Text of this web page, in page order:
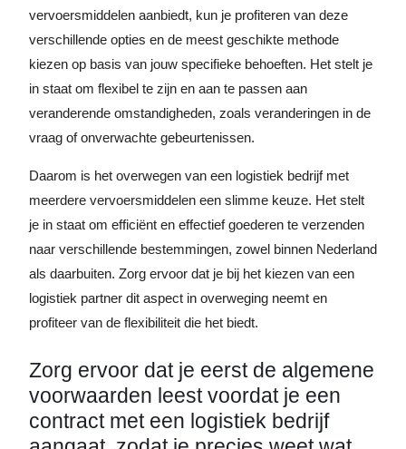
vervoersmiddelen aanbiedt, kun je profiteren van deze
verschillende opties en de meest geschikte methode
kiezen op basis van jouw specifieke behoeften. Het stelt je
in staat om flexibel te zijn en aan te passen aan
veranderende omstandigheden, zoals veranderingen in de
vraag of onverwachte gebeurtenissen.
Daarom is het overwegen van een logistiek bedrijf met
meerdere vervoersmiddelen een slimme keuze. Het stelt
je in staat om efficiënt en effectief goederen te verzenden
naar verschillende bestemmingen, zowel binnen Nederland
als daarbuiten. Zorg ervoor dat je bij het kiezen van een
logistiek partner dit aspect in overweging neemt en
profiteer van de flexibiliteit die het biedt.
Zorg ervoor dat je eerst de algemene
voorwaarden leest voordat je een
contract met een logistiek bedrijf